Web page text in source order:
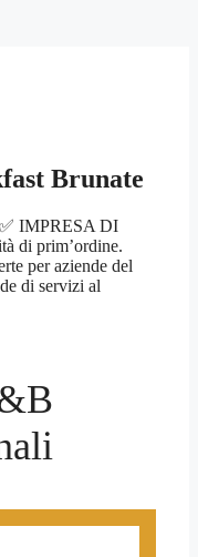
Brunate
IMPRESA DI
di prim’ordine.
per aziende del
di servizi al